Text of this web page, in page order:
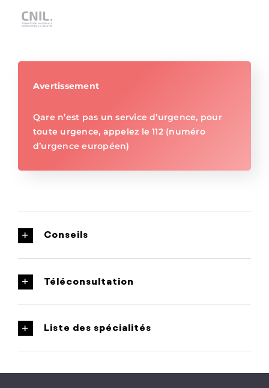
Avertissement
Qare n’est pas un service d’urgence, pour
toute urgence, appelez le 112 (numéro
d’urgence européen)
Conseils
Téléconsultation
Liste des spécialités